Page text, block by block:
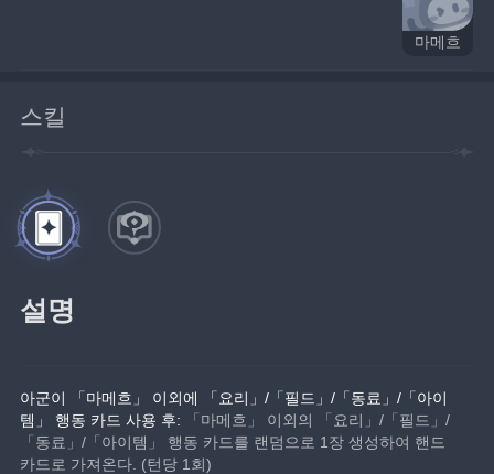
마메흐
스킬
설명
아군이 「마메흐」 이외에 「요리」/「필드」/「동료」/「아이
템」 행동 카드 사용 후: 「마메흐」 이외의 「요리」/「필드」/
「동료」/「아이템」 행동 카드를 랜덤으로 1장 생성하여 핸드
카드로 가져온다. (턴당 1회)